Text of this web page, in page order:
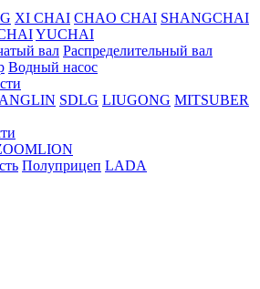
XI CHAI CHAO CHAI SHANGCHAI
YUCHAI
вал Распределительный вал
Водный насос
SDLG LIUGONG MITSUBER
Полуприцеп LADA